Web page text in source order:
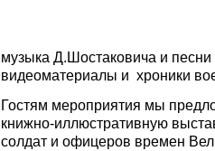
музыка Д.Шостаковича и
видеоматериалы и хроники
Гостям мероприятия мы
книжно-иллюстративную
солдат и офицеров времен